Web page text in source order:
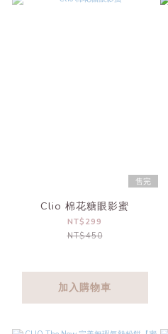
售完
Clio 棉花糖眼影蜜
NT$299
NT$450
加入購物車